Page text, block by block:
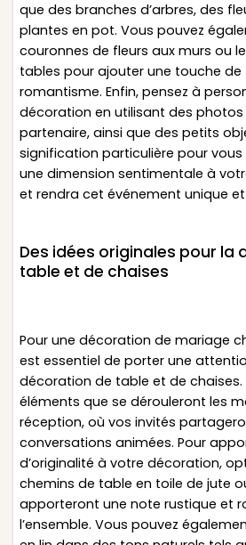
que des branches d’arbres, des
plantes en pot. Vous pouvez
couronnes de fleurs aux murs ou
tables pour ajouter une touche
romantisme. Enfin, pensez à
décoration en utilisant des
partenaire, ainsi que des petits
signification particulière pour vous
une dimension sentimentale à
et rendra cet événement unique
Des idées originales pour la
table et de chaises
Pour une décoration de mariage
est essentiel de porter une
décoration de table et de chaises.
éléments que se dérouleront les
réception, où vos invités
conversations animées. Pour
d’originalité à votre décoration,
chemins de table en toile de jute
apporteront une note rustique et
l’ensemble. Vous pouvez